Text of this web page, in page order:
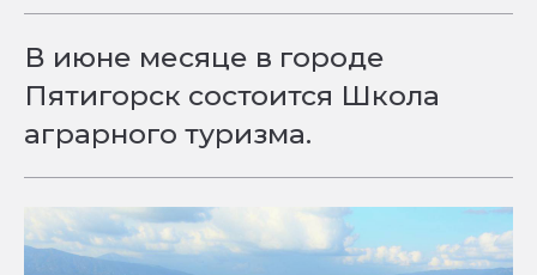
В июне месяце в городе
Пятигорск состоится Школа
аграрного туризма.